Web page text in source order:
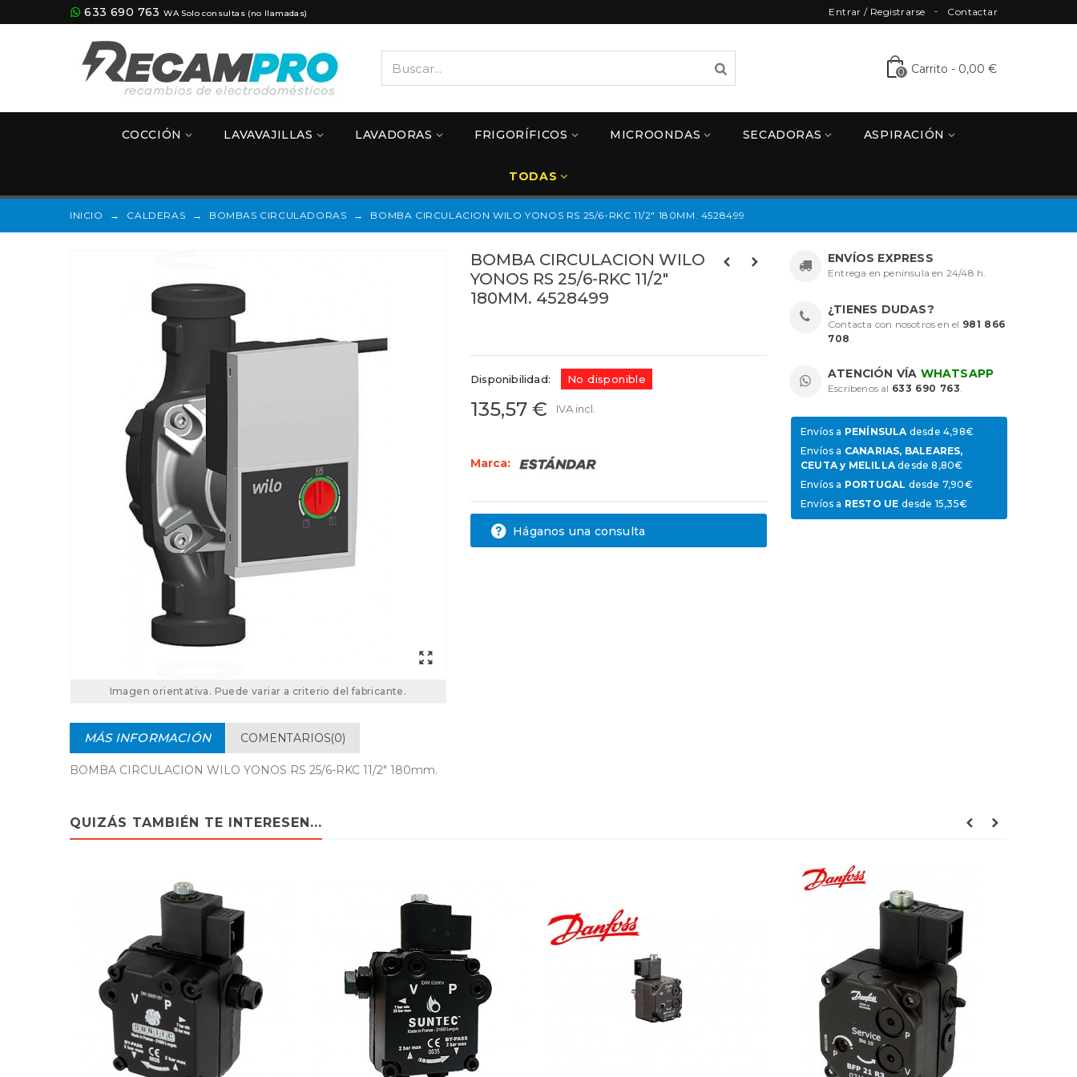
633 690 763 WA Solo consultas (no llamadas) Contactar
Entrar / Registrarse
0 Carrito - 0,00 €
COCCIÓN LAVAVAJILLAS LAVADORAS FRIGORÍFICOS MICROONDAS SECADORAS ASPIRACIÓN
TODAS
INICIO → CALDERAS → BOMBAS CIRCULADORAS → BOMBA CIRCULACION WILO YONOS RS 25/6-RKC 11/2" 180MM. 4528499
Imagen orientativa. Puede variar a criterio del fabricante.
BOMBA CIRCULACION WILO
YONOS RS 25/6-RKC 11/2"
180MM. 4528499
Disponibilidad: No disponible
135,57 € IVA incl.
Marca:
Háganos una consulta
ENVÍOS EXPRESS
Entrega en península en 24/48 h.
¿TIENES DUDAS?
Contacta con nosotros en el 981 866
708 .
ATENCIÓN VÍA WHATSAPP
Escríbenos al 633 690 763.
Envíos a PENÍNSULAdesde 4,98€
Envíos a CANARIAS, BALEARES,
CEUTA y MELILLAdesde 8,80€
Envíos a PORTUGAL desde 7,90€
Envíos a RESTO UE desde 15,35€
MÁS INFORMACIÓN COMENTARIOS(0)
BOMBA CIRCULACION WILO YONOS RS 25/6-RKC 11/2" 180mm.
QUIZÁS TAMBIÉN TE INTERESEN...